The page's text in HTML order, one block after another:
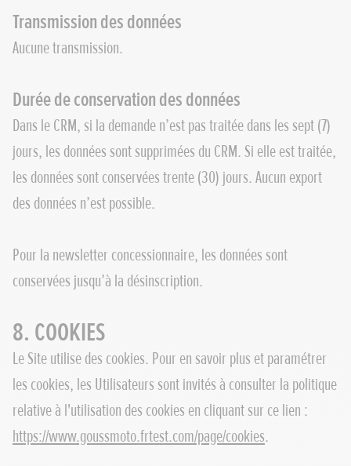
Transmission des données
Aucune transmission.
Durée de conservation des données
Dans le CRM, si la demande n’est pas traitée dans les sept (7)
jours, les données sont supprimées du CRM. Si elle est traitée,
les données sont conservées trente (30) jours. Aucun export
des données n’est possible.
Pour la newsletter concessionnaire, les données sont
conservées jusqu’à la désinscription.
8. COOKIES
Le Site utilise des cookies. Pour en savoir plus et paramétrer
les cookies, les Utilisateurs sont invités à consulter la politique
relative à l'utilisation des cookies en cliquant sur ce lien :
https://www.goussmoto.frtest.com/page/cookies.